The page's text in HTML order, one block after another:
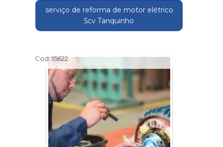
serviço de reforma de motor elétrico
5cv Tanquinho
Cod.:15622